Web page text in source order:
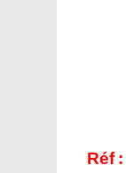
Réf :